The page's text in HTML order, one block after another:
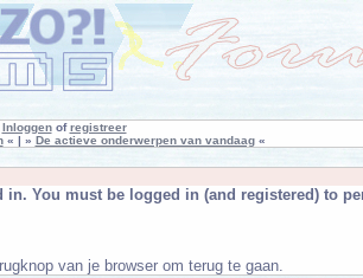
Inloggenofregistreer
« | » De actieve onderwerpen van vandaag«
in. You must be logged in (and registered) to
van je browser om terug te gaan.